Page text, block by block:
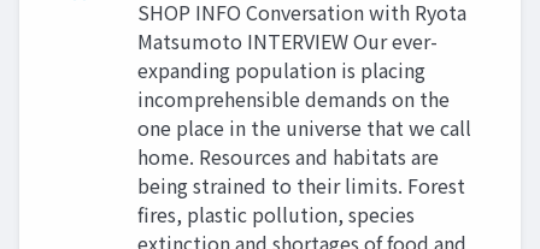
SHOP INFO Conversation with Ryota
Matsumoto INTERVIEW Our ever-
expanding population is placing
incomprehensible demands on the
one place in the universe that we call
home. Resources and habitats are
being strained to their limits. Forest
fires, plastic pollution, species
extinction and shortages of food and